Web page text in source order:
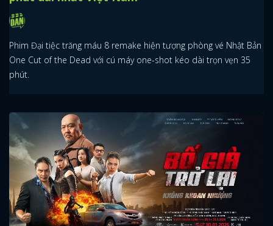
Phim Đại tiệc trăng máu 8 remake hiện tượng phòng vé Nhật Bản
One Cut of the Dead với cú máy one-shot kéo dài trọn vẹn 35
phút.